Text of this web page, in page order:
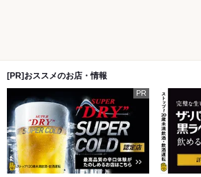
[PR]おススメのお店・情報
PR